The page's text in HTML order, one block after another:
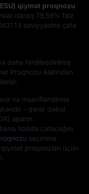
qiymət proqnozu
olaraq 79,59% faiz
səviyyəsinə çata
daha fərdiləşdirilmiş
Proqnozu Alətindən
və maarifləndirmə
- qərar qəbul
aparın.
həddə çatacağını
seçiminə
proqnozları üçün